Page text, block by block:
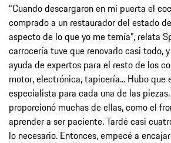
“Cuando descargaron en mi puerta el
comprado a un restaurador del estado
aspecto de lo que yo me temía”, relata
carrocería tuve que renovarlo casi todo,
ayuda de expertos para el resto de los
motor, electrónica, tapicería... Hubo que
especialista para cada una de las
proporcionó muchas de ellas, como el
aprender a ser paciente. Tardé casi
lo necesario. Entonces, empecé a